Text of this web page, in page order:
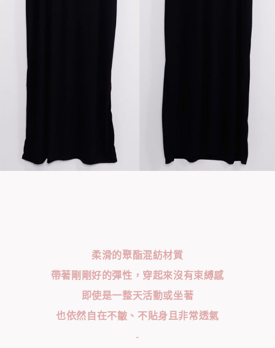
柔滑的聚酯混紡材質
帶著剛剛好的彈性，穿起來沒有束縛感
即使是一整天活動或坐著
也依然自在不皺、不貼身且非常透氣
-